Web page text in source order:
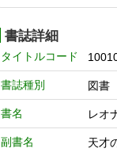
書誌詳細
タイトルコード
書誌種別 図書
書名 レ
副書名 天才